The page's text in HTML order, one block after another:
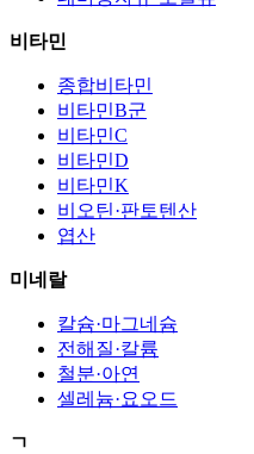
비타민
종합비타민
비타민B군
비타민C
비타민D
비타민K
비오틴·판토텐산
엽산
미네랄
칼슘·마그네슘
전해질·칼륨
철분·아연
셀레늄·요오드
ㄱ